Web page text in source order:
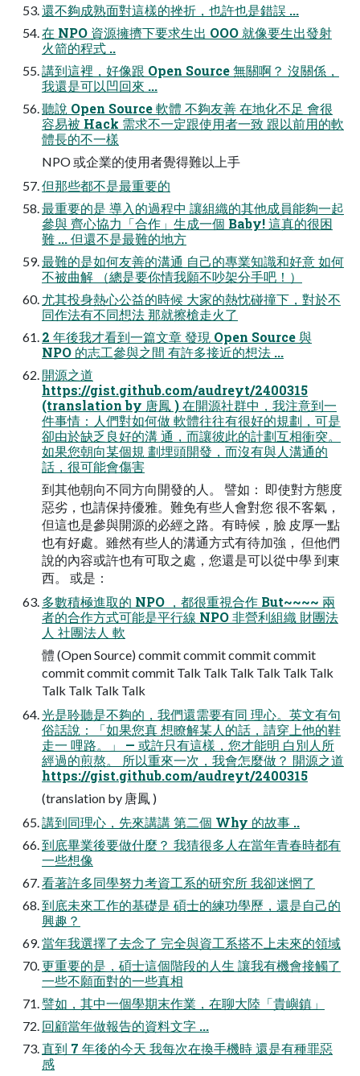
還不夠成熟面對這樣的挫折，也許也是錯誤 ...
在 NPO 資源擁擠下要求生出 OOO 就像要生出發射
火箭的程式 ..
講到這裡，好像跟 Open Source 無關啊？ 沒關係，
我還是可以凹回來 ...
聽說 Open Source 軟體 不夠友善 在地化不足 會很
容易被 Hack 需求不一定跟使用者一致 跟以前用的軟
體長的不一樣
NPO 或企業的使用者覺得難以上手
但那些都不是最重要的
最重要的是 導入的過程中 讓組織的其他成員能夠一起
參與 齊心協力「合作」生成一個 Baby! 這真的很困
難 ... 但還不是最難的地方
最難的是如何友善的溝通 自己的專業知識和好意 如何
不被曲解 （總是要你情我願不吵架分手吧！）
尤其投身熱心公益的時候 大家的熱忱碰撞下，對於不
同作法有不同想法 那就擦槍走火了
2 年後我才看到一篇文章 發現 Open Source 與
NPO 的志工參與之間 有許多接近的想法 ...
開源之道
https://gist.github.com/audreyt/2400315
(translation by 唐鳳 ) 在開源社群中，我注意到一
件事情：人們對如何做 軟體往往有很好的規劃，可是
卻由於缺乏良好的溝 通，而讓彼此的計劃互相衝突。
如果您朝向某個規 劃埋頭開發，而沒有與人溝通的
話，很可能會傷害
到其他朝向不同方向開發的人。 譬如： 即使對方態度
惡劣，也請保持優雅。難免有些人會對您 很不客氣，
但這也是參與開源的必經之路。有時候，臉 皮厚一點
也有好處。雖然有些人的溝通方式有待加強， 但他們
說的內容或許也有可取之處，您還是可以從中學 到東
西。 或是：
多數積極進取的 NPO ，都很重視合作 But~~~~ 兩
者的合作方式可能是平行線 NPO 非營利組織 財團法
人 社團法人 軟
體 (Open Source) commit commit commit commit
commit commit commit Talk Talk Talk Talk Talk Talk
Talk Talk Talk Talk
光是聆聽是不夠的，我們還需要有同 理心。英文有句
俗話說：「如果您真 想瞭解某人的話，請穿上他的鞋
走一 哩路。」 — 或許只有這樣，您才能明 白別人所
經過的煎熬。 所以重來一次，我會怎麼做？ 開源之道
https://gist.github.com/audreyt/2400315
(translation by 唐鳳 )
講到同理心，先來講講 第二個 Why 的故事 ..
到底畢業後要做什麼？ 我猜很多人在當年青春時都有
一些想像
看著許多同學努力考資工系的研究所 我卻迷惘了
到底未來工作的基礎是 碩士的練功學歷，還是自己的
興趣？
當年我選擇了去念了 完全與資工系搭不上未來的領域
更重要的是，碩士這個階段的人生 讓我有機會接觸了
一些不願面對的一些真相
譬如，其中一個學期末作業，在聊大陸「貴嶼鎮」
回顧當年做報告的資料文字 ...
直到 7 年後的今天 我每次在換手機時 還是有種罪惡
感